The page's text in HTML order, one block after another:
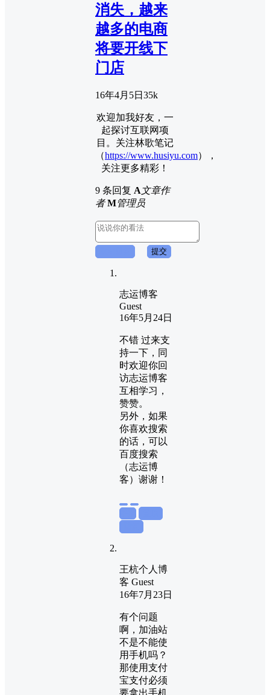
消失，越来
越多的电商
将要开线下
门店
16年4月5日 35k
欢迎加我好友，一
起探讨互联网项
目。关注林歌笔记
（https://www.husiyu.com），
关注更多精彩！
9 条回复 A文章作
者 M管理员
提交
志运博客
Guest
16年5月24日
不错 过来支
持一下，同
时欢迎你回
访志运博客
互相学习，
赞赞。
另外，如果
你喜欢搜索
的话，可以
百度搜索
（志运博
客）谢谢！
王杭个人博
客 Guest
16年7月23日
有个问题
啊，加油站
不是不能使
用手机吗？
那使用支付
宝支付必须